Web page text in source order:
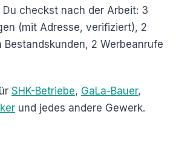
Du checkst nach der Arbeit: 3
(mit Adresse, verifiziert), 2
Bestandskunden, 2 Werbeanrufe
SHK-Betriebe, GaLa-Bauer,
und jedes andere Gewerk.